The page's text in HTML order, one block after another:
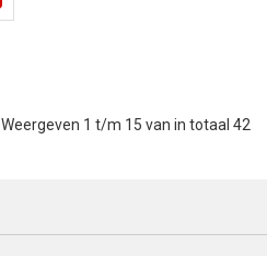
Weergeven 1 t/m 15 van in totaal 42